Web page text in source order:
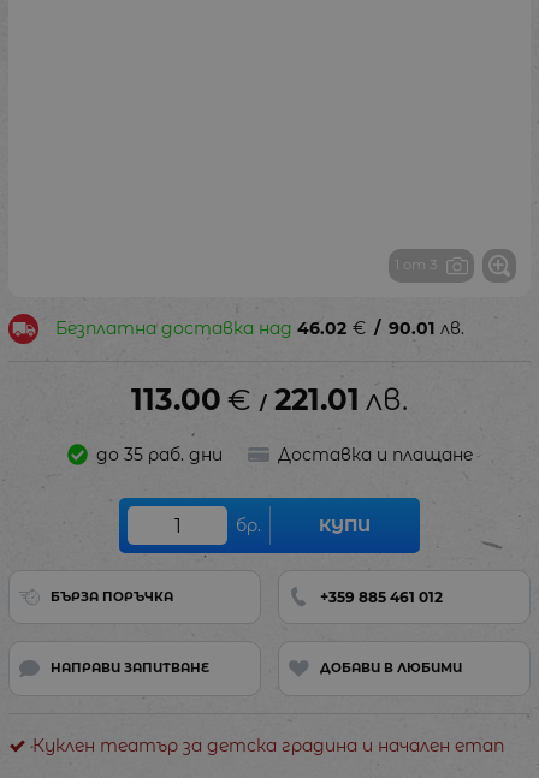
1 от 3
Безплатна доставка над 46.02 € / 90.01 лв.
113.00 € / 221.01 лв.
до 35 раб. дни Доставка и плащане
бр. КУПИ
БЪРЗА ПОРЪЧКА +359 885 461 012
НАПРАВИ ЗАПИТВАНЕ ДОБАВИ В ЛЮБИМИ
Куклен театър за детска градина и начален етап